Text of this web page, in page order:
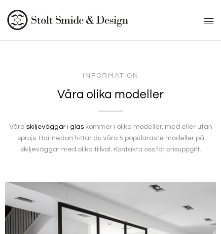
INFORMATION
Våra olika modeller
Våra skiljeväggar i glaskommer i olika modeller, med eller utan
spröjs. Här nedan hittar du våra 5 populäraste modeller på
skiljeväggar med olika tillval. Kontakta oss för prisuppgift.